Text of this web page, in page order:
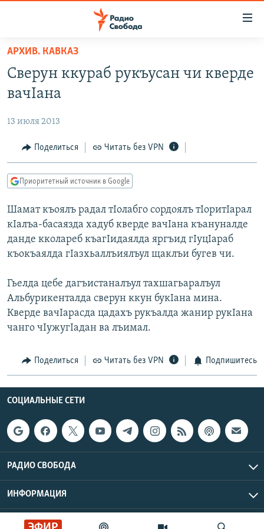
упрощенного
доступа
Вернуться
основному
Вернутся
главной
навигации
Вернутся
поиску
ПОДКАСТЫ
ЦИТАТЫ СВОБОДЫ
МНЕНИЯ
IDEL.РЕАЛИИ
КАВКАЗ.РЕАЛИИ
СЕВЕР.РЕАЛИИ
СИБИРЬ.РЕАЛИИ
РАСПИСАНИЕ ВЕЩАНИЯ
ПОДПИШИТЕСЬ НА РАССЫЛКУ
СОЦИАЛЬНЫЕ СЕТИ
Все сайты РСЕ/РС
АРХИВ. КАВКАЗ
Сверун ккураб рукъусан чи кверде
вачІана
13 июля 2013
Поделиться Читать без VPN
Приоритетный источник в Google
Шамат къоялъ радал тІолабго сордоялъ тІоритІарал
кІалъа-басаязда хадуб кверде вачІана къануналде
данде кколареб къагІидаялда яргъид гІуцІараб
къокъаялда гІазхьаллъиялъул щаклъи бугев чи.
Гьелда цебе дагъистаналъул тахшагьаралъул
Альбурикенталда сверун ккун букІана мина.
Кверде вачІарасда цадахъ рукъалда жанир рукІана
чанго чІужугІадан ва лъимал.
Поделиться Читать без VPN Подпишитесь
СОЦИАЛЬНЫЕ СЕТИ
РАДИО СВОБОДА
ИНФОРМАЦИЯ
Радио Свобода © 2026 RFE/RL, Inc. | Все права защищены.